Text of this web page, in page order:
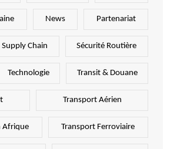
News Partenariat
Supply Chain Sécurité Routière
Technologie Transit & Douane
Transport Aérien
Afrique Transport Ferroviaire